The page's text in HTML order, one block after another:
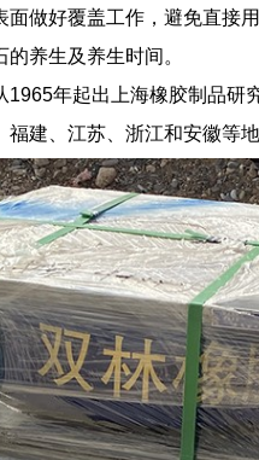
面做好覆盖工作，避免直接
养生及养生时间。
1965年起出上海橡胶制品
建、江苏、浙江和安徽等